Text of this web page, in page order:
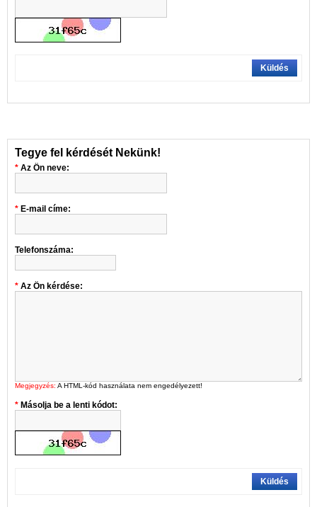
Küldés
Tegye fel kérdését Nekünk!
Az Ön neve:
E-mail címe:
Telefonszáma:
Az Ön kérdése:
Megjegyzés: A HTML-kód használata nem engedélyezett!
Másolja be a lenti kódot:
Küldés